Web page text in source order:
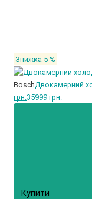
Знижка 5 %
BoschДвокамерний
грн.35999 грн.
Купити